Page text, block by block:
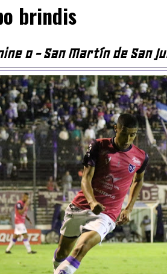
brindis
0 - San Martín de San